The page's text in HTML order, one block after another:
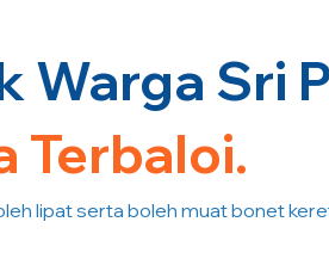
Warga Sri
Terbaloi.
lipat serta boleh muat bonet